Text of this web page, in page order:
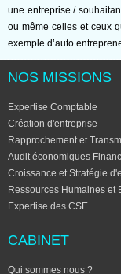
une entreprise /
ou même celles et ceux
exemple d’auto
NOS MISSIONS
Expertise Comptable
Création d'entreprise
Rapprochement et
Audit économiques
Croissance et Stratégie
Ressources Humaines et
Expertise des CSE
CABINET
Qui sommes nous ?